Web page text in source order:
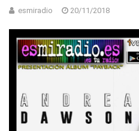
esmiradio 20/11/2018